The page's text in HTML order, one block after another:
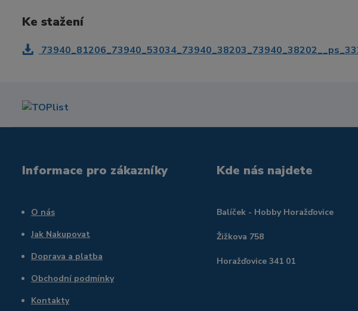
Ke stažení
Informace pro zákazníky
O nás
Jak Nakupovat
Doprava a platba
Obchodní podmínky
Kontakty
Kde nás najdete
Balíček - Hobby Horažďovice
Žižkova 758
Horažďovice 341 01